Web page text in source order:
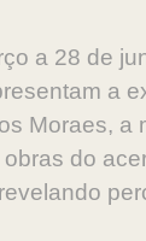
a 28 de
a
Moraes, a
do